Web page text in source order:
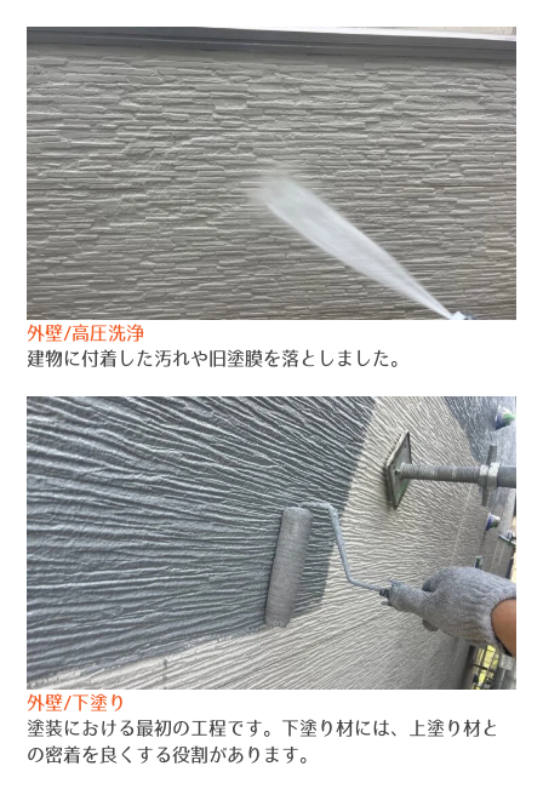
外壁/高圧洗浄
建物に付着した汚れや旧塗膜を落としました。
外壁/下塗り
塗装における最初の工程です。下塗り材には、上塗り材と
の密着を良くする役割があります。